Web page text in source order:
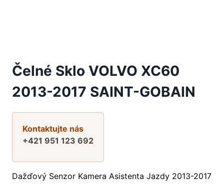
Čelné Sklo VOLVO XC60
2013-2017 SAINT-GOBAIN
Kontaktujte nás
+421 951 123 692
Dažďový Senzor Kamera Asistenta Jazdy 2013-2017